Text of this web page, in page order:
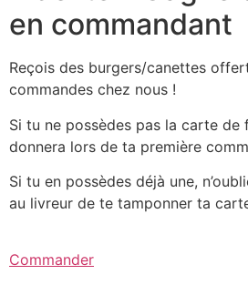
en commandant
Reçois des burgers/canettes
commandes chez nous !
Si tu ne possèdes pas la carte
donnera lors de ta première
Si tu en possèdes déjà une,
au livreur de te tamponner ta
Commander